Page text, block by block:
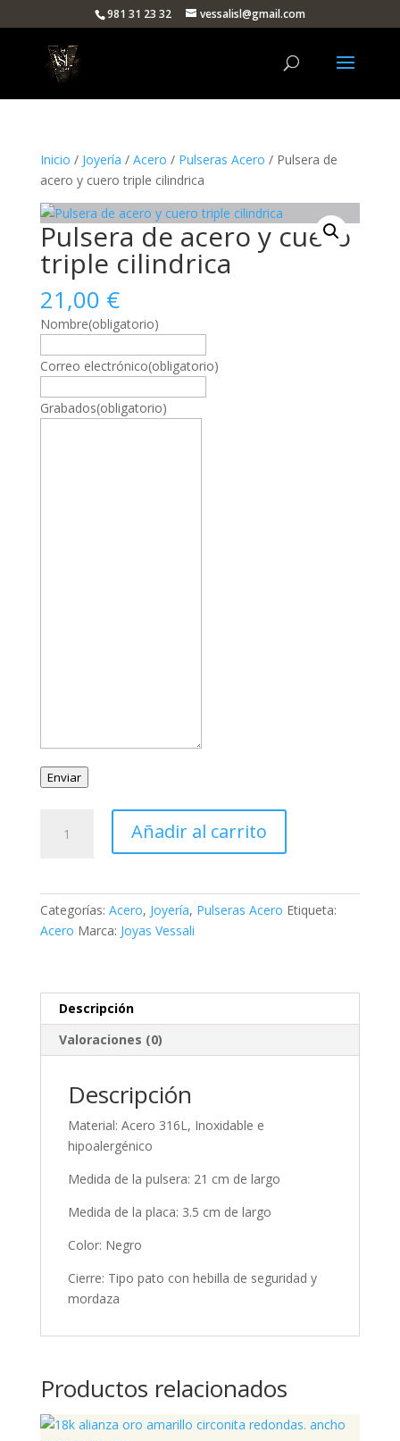
981 31 23 32 vessalisl@gmail.com
Inicio / Joyería / Acero / Pulseras Acero / Pulsera de
acero y cuero triple cilindrica
Pulsera de acero y cuero
triple cilindrica
21,00 €
Nombre(obligatorio)
Correo electrónico(obligatorio)
Grabados(obligatorio)
Enviar
Añadir al carrito
Categorías: Acero, Joyería, Pulseras Acero Etiqueta:
Acero Marca: Joyas Vessali
Descripción
Valoraciones (0)
Descripción
Material: Acero 316L, Inoxidable e
hipoalergénico
Medida de la pulsera: 21 cm de largo
Medida de la placa: 3.5 cm de largo
Color: Negro
Cierre: Tipo pato con hebilla de seguridad y
mordaza
Productos relacionados